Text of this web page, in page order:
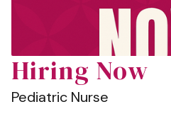
Hiring Now
Pediatric Nurse